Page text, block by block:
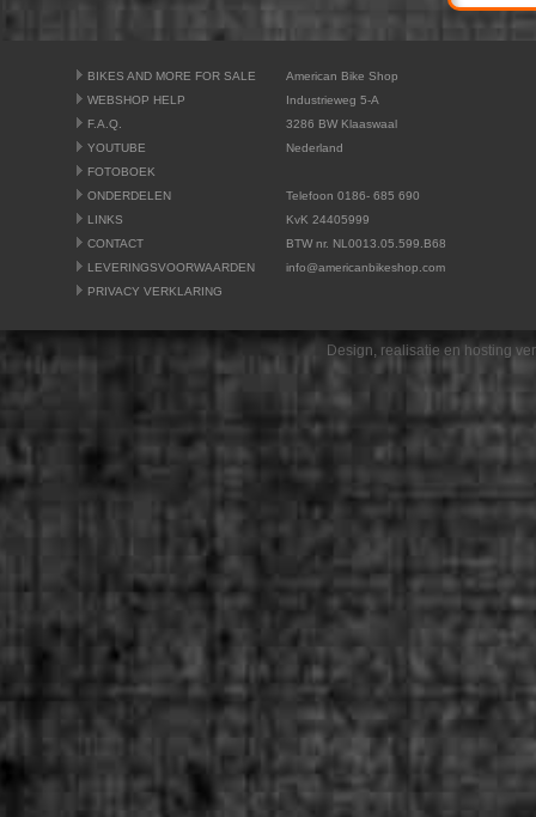
BIKES AND MORE FOR SALE
WEBSHOP HELP
F.A.Q.
YOUTUBE
FOTOBOEK
ONDERDELEN
LINKS
CONTACT
LEVERINGSVOORWAARDEN
PRIVACY VERKLARING
American Bike Shop
Industrieweg 5-A
3286 BW Klaaswaal
Nederland
Telefoon 0186- 685 690
KvK 24405999
BTW nr. NL0013.05.599.B68
info@americanbikeshop.com
Design, realisatie en hosting